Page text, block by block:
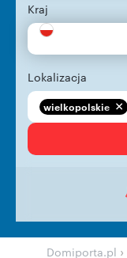
Kraj
Lokalizacja
wielkopolskie
Domiporta.pl ›